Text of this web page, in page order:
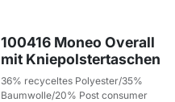
100416 Moneo Overall
mit Kniepolstertaschen
36% recyceltes Polyester/35%
Baumwolle/20% Post consumer